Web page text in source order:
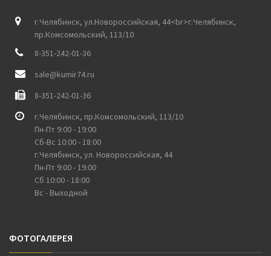
г.Челябинск, ул.Новороссийская, 44<br>г.Челябинск,
пр.Комсомольский, 113/10
8-351-242-01-36
sale@kumir74.ru
8-351-242-01-36
г.Челябинск, пр.Комсомольский, 113/10
Пн-Пт 9:00 - 19:00
Сб-Вс 10:00 - 18:00
г.Челябинск, ул. Новороссийская, 44
Пн-Пт 9:00 - 19:00
Сб 10:00 - 18:00
Вс - Выходной
ФОТОГАЛЕРЕЯ